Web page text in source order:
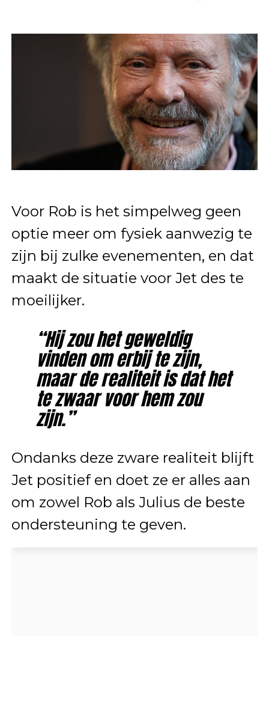
Voor Rob is het simpelweg geen
optie meer om fysiek aanwezig te
zijn bij zulke evenementen, en dat
maakt de situatie voor Jet des te
moeilijker.
“Hij zou het geweldig
vinden om erbij te zijn,
maar de realiteit is dat het
te zwaar voor hem zou
zijn.”
Ondanks deze zware realiteit blijft
Jet positief en doet ze er alles aan
om zowel Rob als Julius de beste
ondersteuning te geven.